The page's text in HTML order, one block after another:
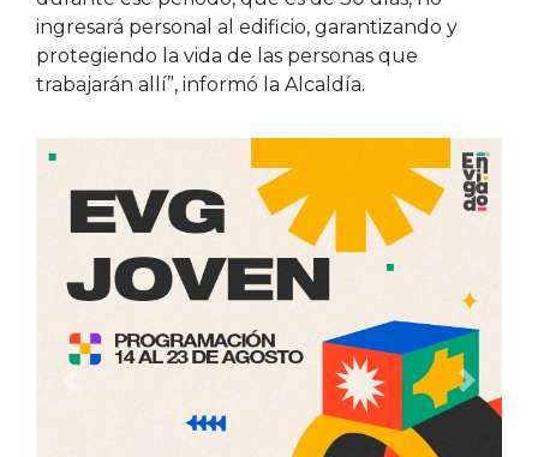
ingresará personal al edificio, garantizando y
protegiendo la vida de las personas que
trabajarán allí”, informó la Alcaldía.